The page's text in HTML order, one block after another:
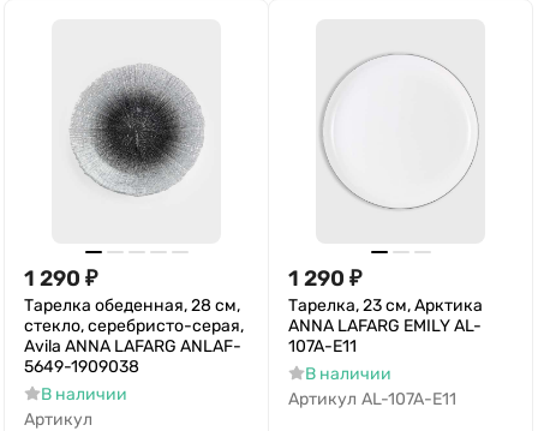
1 290 ₽
Тарелка обеденная, 28 см,
стекло, серебристо-серая,
Avila ANNA LAFARG ANLAF-
5649-1909038
В наличии
Артикул
1 290 ₽
Тарелка, 23 см, Арктика
ANNA LAFARG EMILY AL-
107A-E11
В наличии
Артикул AL-107A-E11